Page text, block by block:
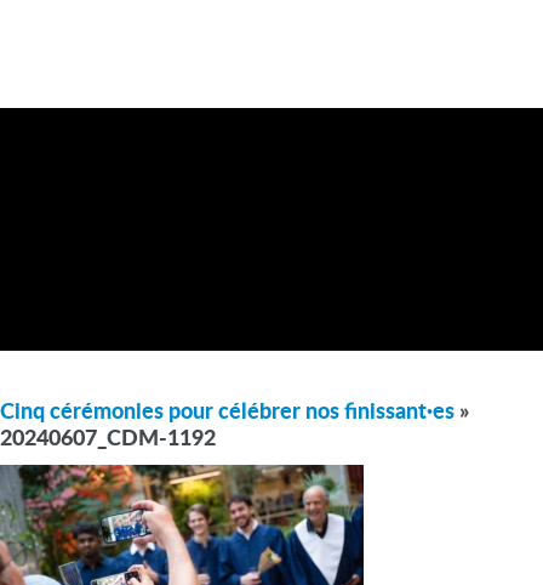
Cinq cérémonies pour célébrer nos finissant·es »
20240607_CDM-1192